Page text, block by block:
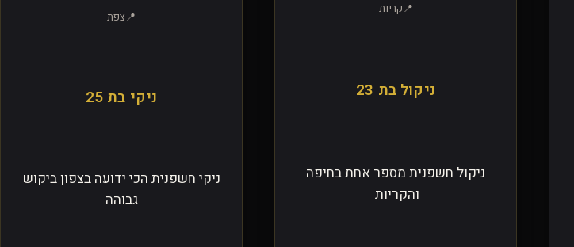
קריות
ניקול בת 23
ניקול חשפנית מספר אחת בחיפה
והקריות
צפת
ניקי בת 25
ניקי חשפנית הכי ידועה בצפון ביקוש
גבוהה